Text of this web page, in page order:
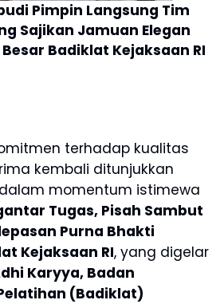
Pimpin Langsung Tim
Sajikan Jamuan Elegan
Badiklat Kejaksaan RI
terhadap kualitas
kembali ditunjukkan
dalam momentum istimewa
Tugas, Pisah Sambut
Purna Bhakti
Kejaksaan RI, yang digelar
Karyya, Badan
(Badiklat)